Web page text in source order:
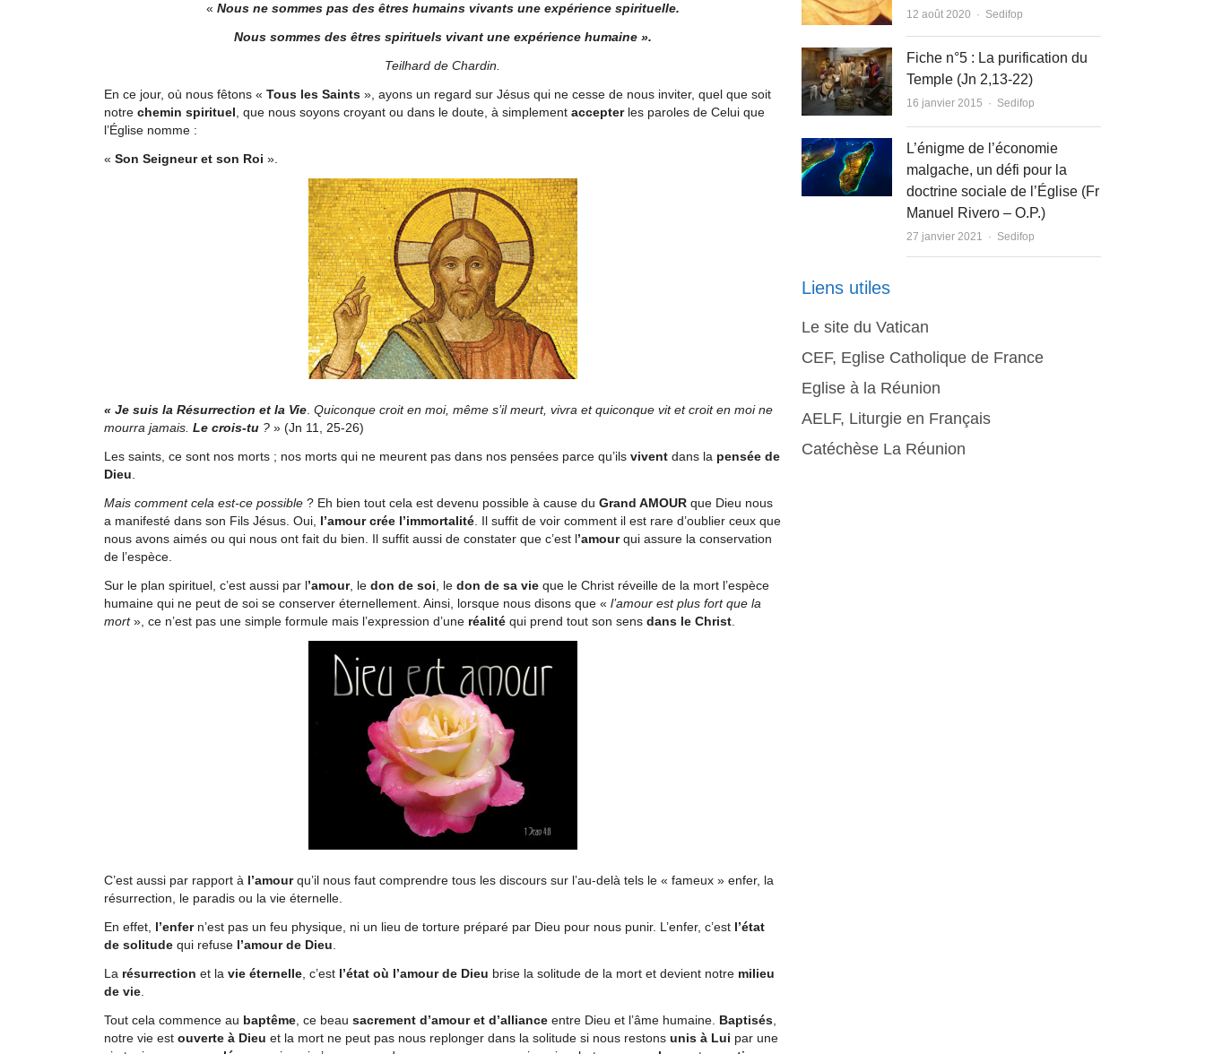
« Nous ne sommes pas des êtres humains vivants une expérience spirituelle.
Nous sommes des êtres spirituels vivant une expérience humaine ».
Teilhard de Chardin.
En ce jour, où nous fêtons « Tous les Saints », ayons un regard sur Jésus qui ne cesse de nous inviter, quel que soit
notre chemin spirituel , que nous soyons croyant ou dans le doute, à simplement accepterles paroles de Celui que
l’Église nomme :
« Son Seigneur et son Roi ».
« Je suis la Résurrection et la Vie Quiconque croit en moi, même s’il meurt, vivra et quiconque vit et croit en moi ne
mourra jamais. Le crois-tu ? » (Jn 11, 25-26)
Les saints, ce sont nos morts ; nos morts qui ne meurent pas dans nos pensées parce qu’ils vivent dans la pensée de
Dieu
Mais comment cela est-ce possible ? Eh bien tout cela est devenu possible à cause du Grand AMOUR que Dieu nous
a manifesté dans son Fils Jésus. Oui, l’amour crée l’immortalité . Il suffit de voir comment il est rare d’oublier ceux que
nous avons aimés ou qui nous ont fait du bien. Il suffit aussi de constater que c’est l’amourqui assure la conservation
de l’espèce.
Sur le plan spirituel, c’est aussi par l’amour, le don de soi , le don de sa vie que le Christ réveille de la mort l’espèce
humaine qui ne peut de soi se conserver éternellement. Ainsi, lorsque nous disons que « l’amour est plus fort que la
mort», ce n’est pas une simple formule mais l’expression d’une réalité qui prend tout son sens dans le Christ
C’est aussi par rapport à l’amourqu’il nous faut comprendre tous les discours sur l’au-delà tels le « fameux » enfer, la
résurrection, le paradis ou la vie éternelle.
En effet, l’enfer n’est pas un feu physique, ni un lieu de torture préparé par Dieu pour nous punir. L’enfer, c’est l’état
de solitude qui refuse l’amour de Dieu
La résurrection et la vie éternelle , c’est l’état où l’amour de Dieu brise la solitude de la mort et devient notre milieu
de vie
Tout cela commence au baptême , ce beau sacrement d’amour et d’alliance entre Dieu et l’âme humaine. Baptisés
notre vie est ouverte à Dieu et la mort ne peut pas nous replonger dans la solitude si nous restons unis à Lui par une
12 août 2020 Author
Sedifop
Fiche n°5 : La purification du
Temple (Jn 2,13-22)
16 janvier 2015 Author
Sedifop
L’énigme de l’économie
malgache, un défi pour la
doctrine sociale de l’Église (Fr
Manuel Rivero – O.P.)
27 janvier 2021 Author
Sedifop
Liens utiles
Le site du Vatican
CEF, Eglise Catholique de France
Eglise à la Réunion
AELF, Liturgie en Français
Catéchèse La Réunion